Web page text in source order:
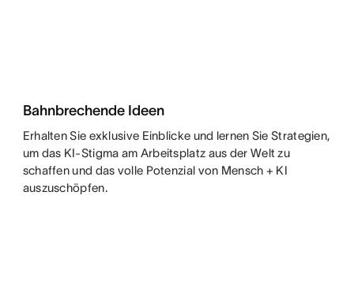
Bahnbrechende Ideen
Erhalten Sie exklusive Einblicke und lernen Sie Strategien,
um das KI-Stigma am Arbeitsplatz aus der Welt zu
schaffen und das volle Potenzial von Mensch + KI
auszuschöpfen.